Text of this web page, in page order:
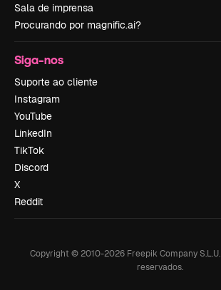
Sala de imprensa
Procurando por magnific.ai?
Siga-nos
Suporte ao cliente
Instagram
YouTube
LinkedIn
TikTok
Discord
X
Reddit
Copyright © 2010-2026Freepik Company S.L.U.
reservados.